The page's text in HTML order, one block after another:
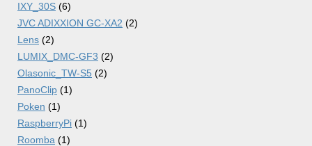
IXY_30S (6)
JVC ADIXXION GC-XA2 (2)
Lens (2)
LUMIX_DMC-GF3 (2)
Olasonic_TW-S5 (2)
PanoClip (1)
Poken (1)
RaspberryPi (1)
Roomba (1)